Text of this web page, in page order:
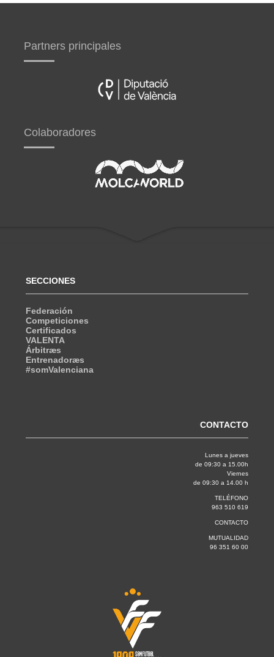
Partners principales
Colaboradores
SECCIONES
Federación
Competiciones
Certificados
VALENTA
Árbitræs
Entrenadoræs
#somValenciana
CONTACTO
Lunes a jueves
de 09:30 a 15.00h
Viernes
de 09:30 a 14.00 h
TELÉFONO
963 510 619
CONTACTO
MUTUALIDAD
96 351 60 00